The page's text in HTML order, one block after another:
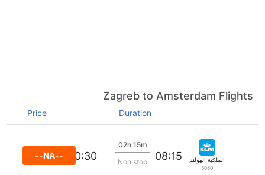
Zagreb to Amsterdam Flights
Duration
Price
الملكية الهولندية كي إل إم
3080
08:15
02h 15m
Non stop
10:30
--NA--